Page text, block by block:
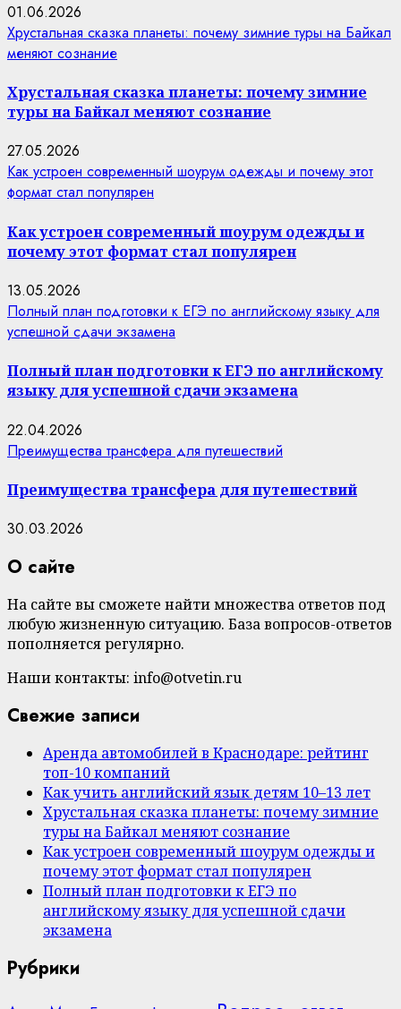
01.06.2026
Хрустальная сказка планеты: почему зимние туры на Байкал
меняют сознание
Хрустальная сказка планеты: почему зимние
туры на Байкал меняют сознание
27.05.2026
Как устроен современный шоурум одежды и почему этот
формат стал популярен
Как устроен современный шоурум одежды и
почему этот формат стал популярен
13.05.2026
Полный план подготовки к ЕГЭ по английскому языку для
успешной сдачи экзамена
Полный план подготовки к ЕГЭ по английскому
языку для успешной сдачи экзамена
22.04.2026
Преимущества трансфера для путешествий
Преимущества трансфера для путешествий
30.03.2026
О сайте
На сайте вы сможете найти множества ответов под
любую жизненную ситуацию. База вопросов-ответов
пополняется регулярно.
Наши контакты: info@otvetin.ru
Свежие записи
Аренда автомобилей в Краснодаре: рейтинг
топ-10 компаний
Как учить английский язык детям 10–13 лет
Хрустальная сказка планеты: почему зимние
туры на Байкал меняют сознание
Как устроен современный шоурум одежды и
почему этот формат стал популярен
Полный план подготовки к ЕГЭ по
английскому языку для успешной сдачи
экзамена
Рубрики